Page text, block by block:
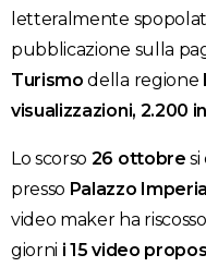
letteralmente
pubblicazione sulla
Turismo della regione
visualizzazioni, 2.200
Lo scorso 26 ottobre
presso Palazzo
video maker ha
giorni i 15 video